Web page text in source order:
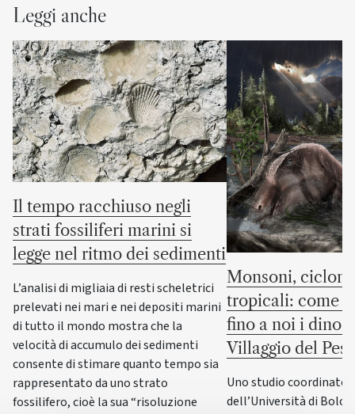
Leggi anche
Il tempo racchiuso negli
strati fossiliferi marini si
legge nel ritmo dei sedimenti
L’analisi di migliaia di resti scheletrici
prelevati nei mari e nei depositi marini
di tutto il mondo mostra che la
velocità di accumulo dei sedimenti
consente di stimare quanto tempo sia
rappresentato da uno strato
fossilifero, cioè la sua “risoluzione
Monsoni, cicloni
tropicali: come
fino a noi i
Villaggio del
Uno studio coordinato
dell’Università di